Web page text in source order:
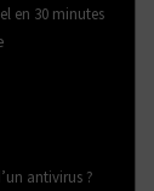
en 30 minutes
antivirus ?